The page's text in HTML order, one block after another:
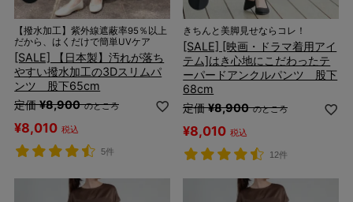
【撥水加工】紫外線遮蔽率95％以上
だから、はくだけで簡単UVケア
[SALE] 【日本製】汚れが落ち
やすい撥水加工の3Dスリムパ
ンツ 股下65cm
定価 ¥8,900 のところ
¥8,010 税込
5件
きちんと美脚見せならコレ！
[SALE] [映画・ドラマ着用アイ
テム]はき心地にこだわったテ
ーパードアンクルパンツ 股下
68cm
定価 ¥8,900 のところ
¥8,010 税込
12件